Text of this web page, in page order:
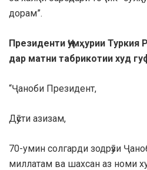
дорам”.
Президенти Ҷумҳурии
дар матни табрикотии худ
“Ҷаноби Президент,
Дӯсти азизам,
70-умин солгарди зодрӯзи
миллатам ва шахсан аз номи